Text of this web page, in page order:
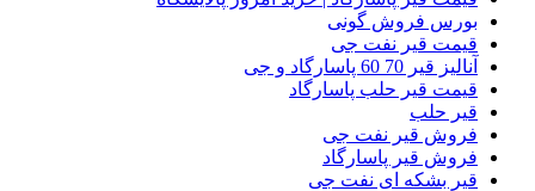
بورس فروش گونی
قیمت قیر نفت جی
آنالیز قیر 70 60 پاسارگاد و جی
قیمت قیر حلب پاسارگاد
قیر حلب
فروش قیر نفت جی
فروش قیر پاسارگاد
قیر بشکه ای نفت جی